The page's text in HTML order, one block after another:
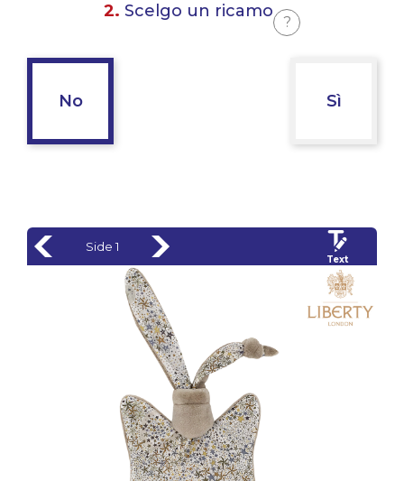
2. Scelgo un ricamo
?
No Sì
Side 1
Text